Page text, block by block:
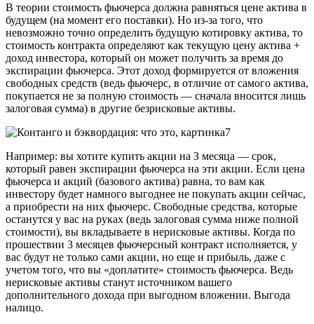
В теории стоимость фьючерса должна равняться цене актива в
будущем (на момент его поставки). Но из-за того, что
невозможно точно определить будущую котировку актива, то
стоимость контракта определяют как текущую цену актива +
доход инвестора, который он может получить за время до
экспирации фьючерса. Этот доход формируется от вложения
свободных средств (ведь фьючерс, в отличие от самого актива,
покупается не за полную стоимость — сначала вносится лишь
залоговая сумма) в другие безрисковые активы.
Например: вы хотите купить акции на 3 месяца — срок,
который равен экспирации фьючерса на эти акции. Если цена
фьючерса и акций (базового актива) равна, то вам как
инвестору будет намного выгоднее не покупать акции сейчас,
а приобрести на них фьючерс. Свободные средства, которые
останутся у вас на руках (ведь залоговая сумма ниже полной
стоимости), вы вкладываете в нерисковые активы. Когда по
прошествии 3 месяцев фьючерсный контракт исполняется, у
вас будут не только сами акции, но еще и прибыль, даже с
учетом того, что вы «доплатите» стоимость фьючерса. Ведь
нерисковые активы станут источником вашего
дополнительного дохода при выгодном вложении. Выгода
налицо.